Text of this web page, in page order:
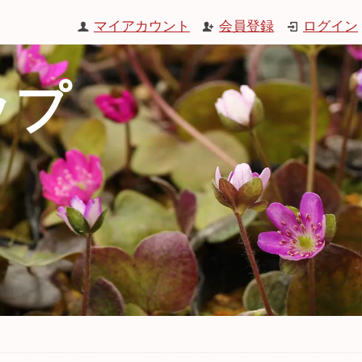
マイアカウント 会員登録 ログイン
プ